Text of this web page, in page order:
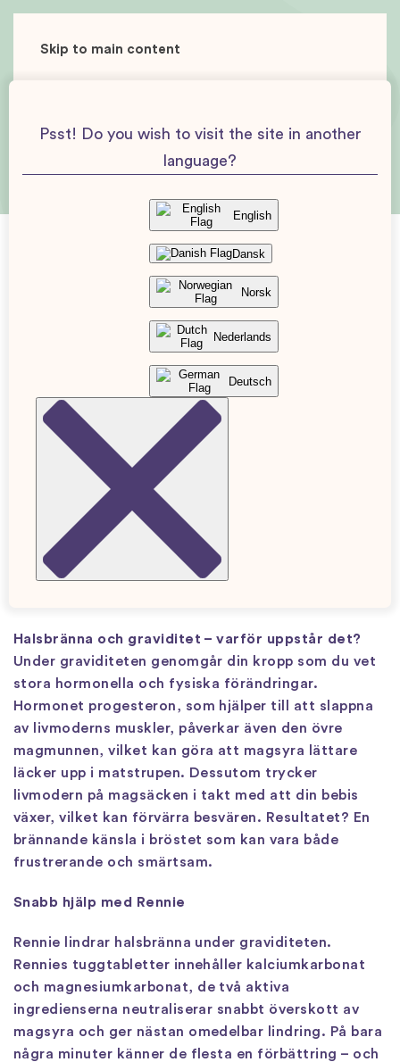
Skip to main content
Få snabb lindring vid halsbränna
under graviditeten!
Uppdaterad: 23 Jun. 2026
Sponsrad av Rennie
Halsbränna är ett både vanligt och obekvämt
graviditetssymtom som påverkar och irriterar alla
som drabbas. Ligger du i soffan på kvällen och har
svårt att koppla av på grund av halsbränna eller
har svårt att sova på natten? Oroa dig inte, det
finns hjälp att få! Med Rennie kan du snabbt lindra
halsbrännan och få tillbaka dina avslappnande
Halsbränna och graviditet – varför uppstår det?
Under graviditeten genomgår din kropp som du vet
stora hormonella och fysiska förändringar.
Hormonet progesteron, som hjälper till att slappna
av livmoderns muskler, påverkar även den övre
magmunnen, vilket kan göra att magsyra lättare
läcker upp i matstrupen. Dessutom trycker
livmodern på magsäcken i takt med att din bebis
växer, vilket kan förvärra besvären. Resultatet? En
brännande känsla i bröstet som kan vara både
frustrerande och smärtsam.
Snabb hjälp med Rennie
Rennie lindrar halsbränna under graviditeten.
Rennies tuggtabletter innehåller kalciumkarbonat
och magnesiumkarbonat, de två aktiva
ingredienserna neutraliserar snabbt överskott av
magsyra och ger nästan omedelbar lindring. På bara
några minuter känner de flesta en förbättring – och
Psst! Do you wish to visit the site in another
language?
English
Dansk
Norsk
Nederlands
Deutsch